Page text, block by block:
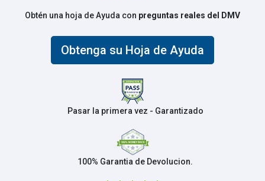
Obtén una hoja de Ayuda con preguntas reales del DMV
Obtenga su Hoja de Ayuda
Pasar la primera vez - Garantizado
100% Garantia de Devolucion.